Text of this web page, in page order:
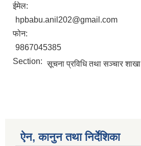
ईमेल:
hpbabu.anil202@gmail.com
फोन:
9867045385
Section: सूचना प्रविधि तथा सञ्चार शाखा
ऐन, कानुन तथा निर्देशिका